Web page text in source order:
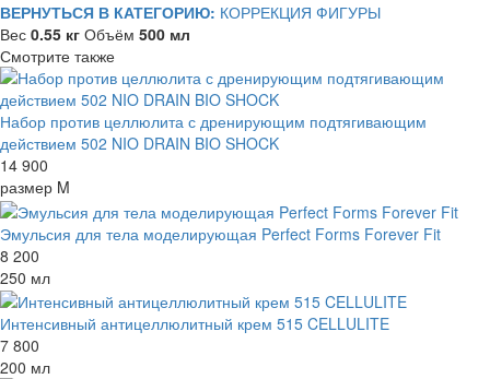
ВЕРНУТЬСЯ В КАТЕГОРИЮ: КОРРЕКЦИЯ ФИГУРЫ
Вес 0.55 кг Объём 500 мл
Смотрите также
Набор против целлюлита с дренирующим подтягивающим
действием 502 NIO DRAIN BIO SHOCK
14 900
размер M
Эмульсия для тела моделирующая Perfect Forms Forever Fit
8 200
250 мл
Интенсивный антицеллюлитный крем 515 CELLULITE
7 800
200 мл